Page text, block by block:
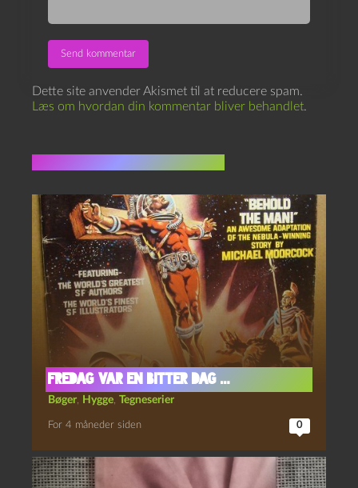
Dette site anvender Akismet til at reducere spam.
Læs om hvordan din kommentar bliver behandlet.
fredag var en bitter dag …
Bøger, Hygge, Tegneserier
For 4 måneder siden 0